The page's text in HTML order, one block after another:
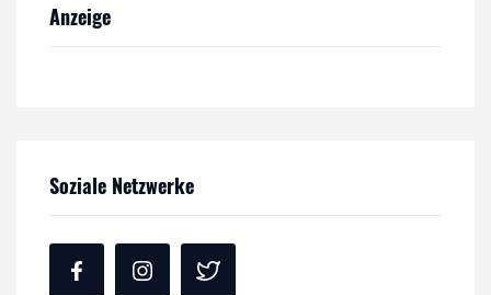
Anzeige
Soziale Netzwerke